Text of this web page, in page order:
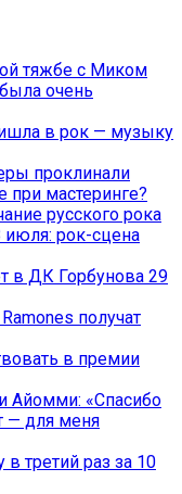
тяжбе с Миком
очень
в рок — музыку
проклинали
при мастеринге?
русского рока
рок-сцена
в ДК Горбунова 29
получат
в премии
Айомми: «Спасибо
— для меня
в третий раз за 10